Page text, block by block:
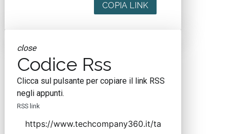
COPIA LINK
close
Codice Rss
Clicca sul pulsante per copiare il link RSS
negli appunti.
RSS link